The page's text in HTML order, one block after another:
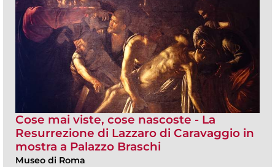
Cose mai viste, cose nascoste - La
Resurrezione di Lazzaro di Caravaggio in
mostra a Palazzo Braschi
Museo di Roma